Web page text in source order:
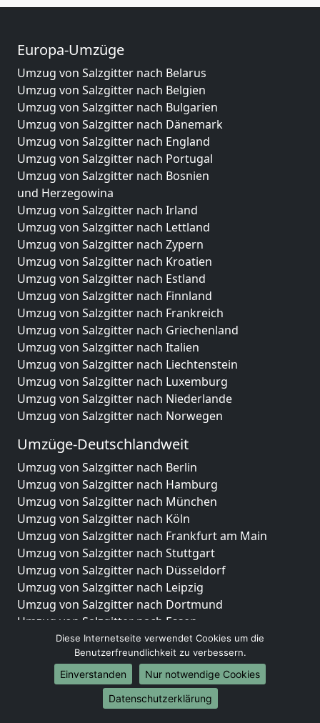
Europa-Umzüge
Umzug von Salzgitter nach Belarus
Umzug von Salzgitter nach Belgien
Umzug von Salzgitter nach Bulgarien
Umzug von Salzgitter nach Dänemark
Umzug von Salzgitter nach England
Umzug von Salzgitter nach Portugal
Umzug von Salzgitter nach Bosnien
und Herzegowina
Umzug von Salzgitter nach Irland
Umzug von Salzgitter nach Lettland
Umzug von Salzgitter nach Zypern
Umzug von Salzgitter nach Kroatien
Umzug von Salzgitter nach Estland
Umzug von Salzgitter nach Finnland
Umzug von Salzgitter nach Frankreich
Umzug von Salzgitter nach Griechenland
Umzug von Salzgitter nach Italien
Umzug von Salzgitter nach Liechtenstein
Umzug von Salzgitter nach Luxemburg
Umzug von Salzgitter nach Niederlande
Umzug von Salzgitter nach Norwegen
Umzüge-Deutschlandweit
Umzug von Salzgitter nach Berlin
Umzug von Salzgitter nach Hamburg
Umzug von Salzgitter nach München
Umzug von Salzgitter nach Köln
Umzug von Salzgitter nach Frankfurt am Main
Umzug von Salzgitter nach Stuttgart
Umzug von Salzgitter nach Düsseldorf
Umzug von Salzgitter nach Leipzig
Umzug von Salzgitter nach Dortmund
Umzug von Salzgitter nach Essen
Umzug von Salzgitter nach Bremen
Umzug von Salzgitter nach Dresden
Umzug von Salzgitter nach Hannover
Umzug von Salzgitter nach Nürnberg
Umzug von Salzgitter nach Duisburg
Diese Internetseite verwendet Cookies um die
Benutzerfreundlichkeit zu verbessern.
Einverstanden
Nur notwendige Cookies
Datenschutzerklärung